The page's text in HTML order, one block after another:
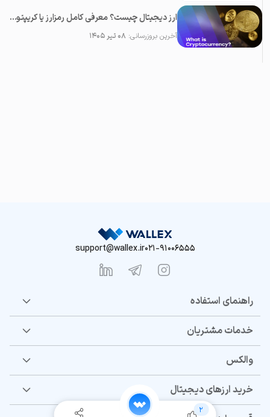
2
ارز دیجیتال چیست؟ معرفی کامل رمزارز یا کریپتوکارنسی
آخرین بروزرسانی:۰۸ تیر ۱۴۰۵
021-91006555
support@wallex.ir
راهنمای استفاده
خدمات مشتریان
والکس
خرید ارزهای دیجیتال